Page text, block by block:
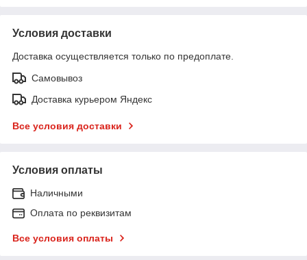
Условия доставки
Доставка осуществляется только по предоплате.
Самовывоз
Доставка курьером Яндекс
Все условия доставки
Условия оплаты
Наличными
Оплата по реквизитам
Все условия оплаты